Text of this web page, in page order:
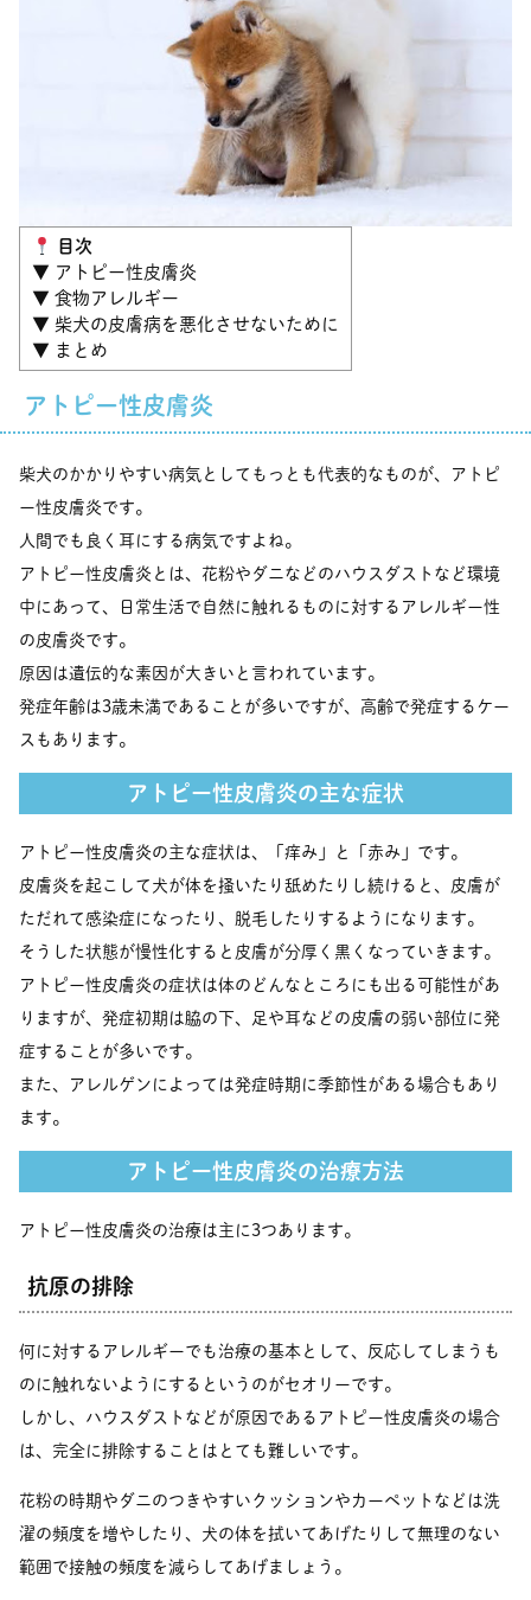
目次
▼ アトピー性皮膚炎
▼ 食物アレルギー
▼ 柴犬の皮膚病を悪化させないために
▼ まとめ
アトピー性皮膚炎
柴犬のかかりやすい病気としてもっとも代表的なものが、アトピ
ー性皮膚炎です。
人間でも良く耳にする病気ですよね。
アトピー性皮膚炎とは、花粉やダニなどのハウスダストなど環境
中にあって、日常生活で自然に触れるものに対するアレルギー性
の皮膚炎です。
原因は遺伝的な素因が大きいと言われています。
発症年齢は3歳未満であることが多いですが、高齢で発症するケー
スもあります。
アトピー性皮膚炎の主な症状
アトピー性皮膚炎の主な症状は、「痒み」と「赤み」です。
皮膚炎を起こして犬が体を掻いたり舐めたりし続けると、皮膚が
ただれて感染症になったり、脱毛したりするようになります。
そうした状態が慢性化すると皮膚が分厚く黒くなっていきます。
アトピー性皮膚炎の症状は体のどんなところにも出る可能性があ
りますが、発症初期は脇の下、足や耳などの皮膚の弱い部位に発
症することが多いです。
また、アレルゲンによっては発症時期に季節性がある場合もあり
ます。
アトピー性皮膚炎の治療方法
アトピー性皮膚炎の治療は主に3つあります。
抗原の排除
何に対するアレルギーでも治療の基本として、反応してしまうも
のに触れないようにするというのがセオリーです。
しかし、ハウスダストなどが原因であるアトピー性皮膚炎の場合
は、完全に排除することはとても難しいです。
花粉の時期やダニのつきやすいクッションやカーペットなどは洗
濯の頻度を増やしたり、犬の体を拭いてあげたりして無理のない
範囲で接触の頻度を減らしてあげましょう。